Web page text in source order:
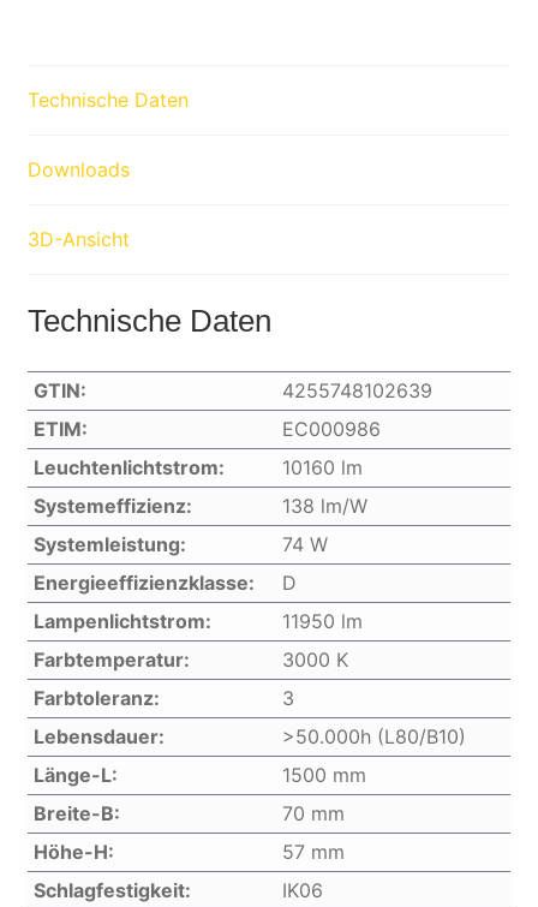
Technische Daten
Downloads
3D-Ansicht
Technische Daten
GTIN:
4255748102639
ETIM:
EC000986
Leuchtenlichtstrom:
10160 lm
Systemeffizienz:
138 lm/W
Systemleistung:
74 W
Energieeffizienzklasse:
D
Lampenlichtstrom:
11950 lm
Farbtemperatur:
3000 K
Farbtoleranz:
3
Lebensdauer:
>50.000h (L80/B10)
Länge-L:
1500 mm
Breite-B:
70 mm
Höhe-H:
57 mm
Schlagfestigkeit:
IK06